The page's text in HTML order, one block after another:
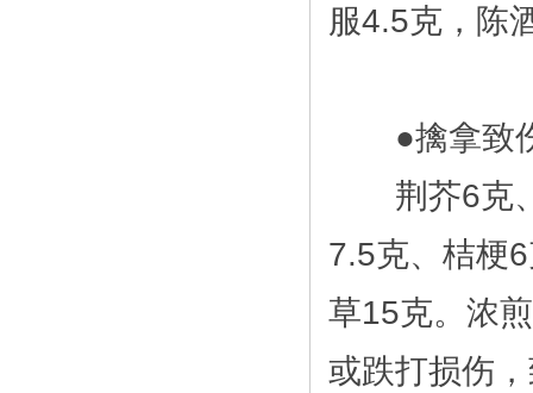
服4.5克，陈
●擒拿致
荆芥6克、
7.5克、桔梗
草15克。浓
或跌打损伤